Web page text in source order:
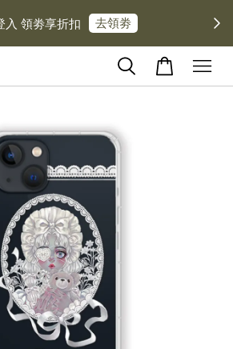
入 領劵享折扣 去領劵